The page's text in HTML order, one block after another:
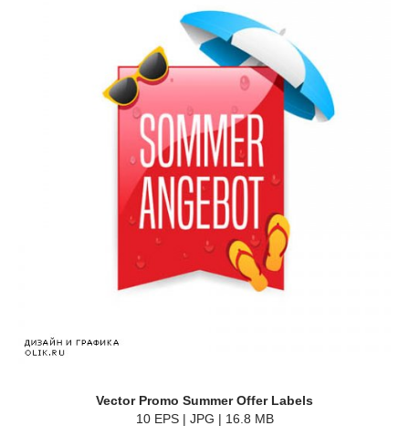
Vector Promo Summer Offer Labels
10 EPS | JPG | 16.8 MB